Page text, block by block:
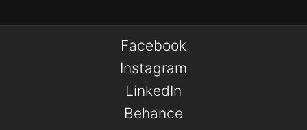
Facebook
Instagram
LinkedIn
Behance